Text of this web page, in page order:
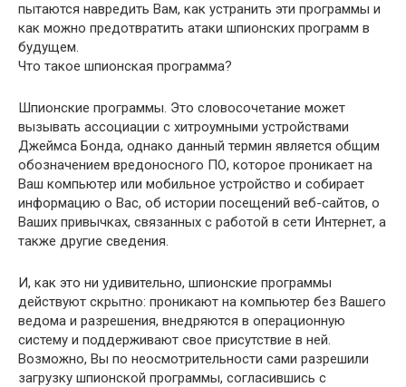
пытаются навредить Вам, как устранить эти программы и
как можно предотвратить атаки шпионских программ в
будущем.
Что такое шпионская программа?
Шпионские программы. Это словосочетание может
вызывать ассоциации с хитроумными устройствами
Джеймса Бонда, однако данный термин является общим
обозначением вредоносного ПО, которое проникает на
Ваш компьютер или мобильное устройство и собирает
информацию о Вас, об истории посещений веб-сайтов, о
Ваших привычках, связанных с работой в сети Интернет, а
также другие сведения.
И, как это ни удивительно, шпионские программы
действуют скрытно: проникают на компьютер без Вашего
ведома и разрешения, внедряются в операционную
систему и поддерживают свое присутствие в ней.
Возможно, Вы по неосмотрительности сами разрешили
загрузку шпионской программы, согласившись с